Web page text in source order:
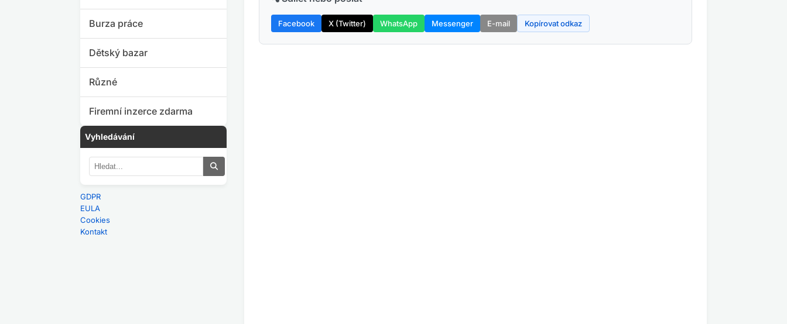
Burza práce
Dětský bazar
Různé
Firemní inzerce zdarma
Vyhledávání
GDPR
EULA
Cookies
Kontakt
Facebook X (Twitter) WhatsApp Messenger E-mail Kopírovat odkaz